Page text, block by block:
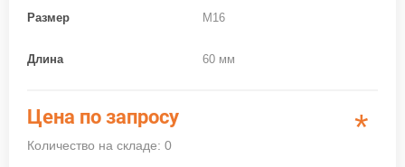
Размер M16
Длина 60 мм
Цена по запросу
Количество на складе: 0 *